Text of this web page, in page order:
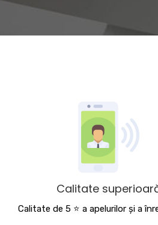
Calitate
Calitate de 5 ⭐️ a apelurilor și a